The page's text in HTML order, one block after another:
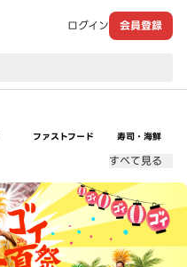
ログイン 会員登録
ファストフード 寿司・海鮮
すべて見る